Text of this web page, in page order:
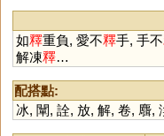
如釋重負, 愛不釋手, 手不
解凍釋…
配搭點:
冰, 闡, 詮, 放, 解, 卷, 麛,